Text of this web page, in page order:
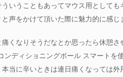
いうこともあってマウス用として
声をかけて頂いた際に魅力的に感じ
くなりそうだなとか思ったら休憩
ンディショニングボール スマート
当に辛いときは連日痛くなっては